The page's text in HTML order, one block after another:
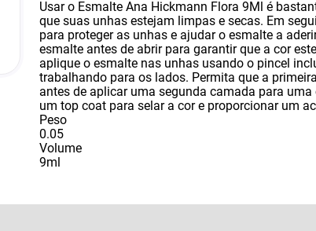
Usar o Esmalte Ana Hickmann Flora 9Ml é
que suas unhas estejam limpas e secas. Em
para proteger as unhas e ajudar o esmalte a
esmalte antes de abrir para garantir que a cor
aplique o esmalte nas unhas usando o pincel
trabalhando para os lados. Permita que a
antes de aplicar uma segunda camada para
um top coat para selar a cor e proporcionar um
Peso
0.05
Volume
9ml